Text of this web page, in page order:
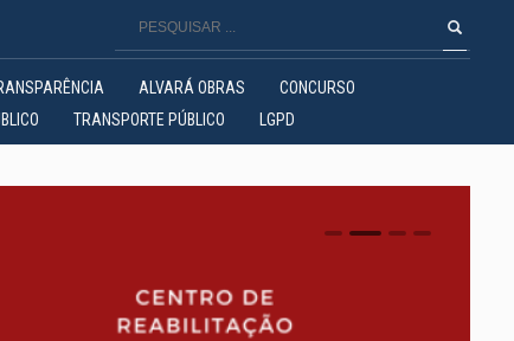
ALVARÁ OBRAS
CONCURSO
TRANSPORTE PÚBLICO LGPD
0 1 2